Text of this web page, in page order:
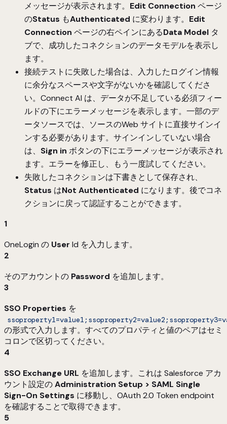
メッセージが表示されます。 Edit Connection ページ
のStatus もAuthenticated に変わります。 Edit
Connection ページの右ペインにあるData Model タ
ブで、成功したコネクションのデータモデルを表示し
ます。
接続テストに失敗した場合は、入力したログイン情報
に余分なスペースや文字がないかを確認してくださ
い。Connect AI は、データが不足している必須フィー
ルドの下にエラーメッセージを表示します。一部のデ
ータソースでは、ソースのWeb サイトに直接サインイ
ンする必要があります。サインインしていない場合
は、 Sign in ボタンの下にエラーメッセージが表示され
ます。エラーを修正し、もう一度試してください。
失敗したコネクションは下書きとして保存され、
Status はNot Authenticated になります。後でコネ
クションに戻って認証することができます。
1
OneLogin の User Id を入力します。
2
そのアカウントの Password を追加します。
3
SSO Properties を
の形式で入力します。すべてのプロパティと値のペアはセミ
コロンで区切ってください。
4
SSO Exchange URL を追加します。これは Salesforce アカ
ウント設定のAdministration Setup > SAML Single
Sign-On Settings に移動し、OAuth 2.0 Token endpoint
を確認することで取得できます。
5